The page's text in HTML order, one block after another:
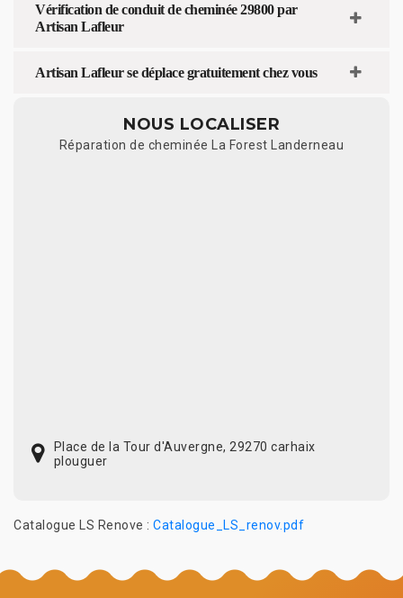
Vérification de conduit de cheminée 29800 par
Artisan Lafleur
Artisan Lafleur se déplace gratuitement chez vous
NOUS LOCALISER
Réparation de cheminée La Forest Landerneau
Place de la Tour d'Auvergne, 29270 carhaix
plouguer
Catalogue LS Renove : Catalogue_LS_renov.pdf